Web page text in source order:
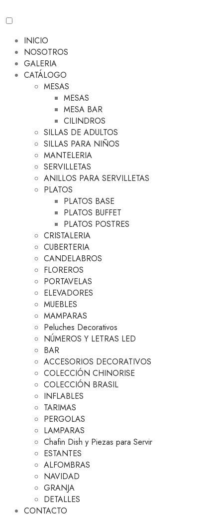
INICIO
NOSOTROS
GALERIA
CATÁLOGO
MESAS
MESAS
MESA BAR
CILINDROS
SILLAS DE ADULTOS
SILLAS PARA NIÑOS
MANTELERIA
SERVILLETAS
ANILLOS PARA SERVILLETAS
PLATOS
PLATOS BASE
PLATOS BUFFET
PLATOS POSTRES
CRISTALERIA
CUBERTERIA
CANDELABROS
FLOREROS
PORTAVELAS
ELEVADORES
MUEBLES
MAMPARAS
Peluches Decorativos
NÚMEROS Y LETRAS LED
BAR
ACCESORIOS DECORATIVOS
COLECCIÓN CHINORISE
COLECCIÓN BRASIL
INFLABLES
TARIMAS
PERGOLAS
LAMPARAS
Chafin Dish y Piezas para Servir
ESTANTES
ALFOMBRAS
NAVIDAD
GRANJA
DETALLES
CONTACTO